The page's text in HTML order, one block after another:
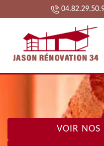
VOIR NOS